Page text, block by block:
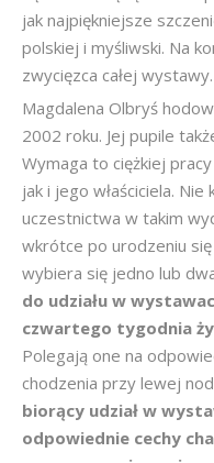
jak najpiękniejsze
polskiej i myśliwski. Na
zwycięzca całej wystawy.
Magdalena Olbryś
2002 roku. Jej pupile
Wymaga to ciężkiej
jak i jego właściciela.
uczestnictwa w takim
wkrótce po urodzeniu
wybiera się jedno lub
do udziału w
czwartego tygodnia
Polegają one na
chodzenia przy lewej
biorący udział w
odpowiednie cechy